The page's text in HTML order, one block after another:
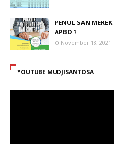
PENULISAN
APBD ?
November 18, 2021
YOUTUBE MUDJISANTOSA